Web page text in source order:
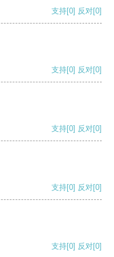
支持[0] 反对[0]
支持[0] 反对[0]
支持[0] 反对[0]
支持[0] 反对[0]
支持[0] 反对[0]